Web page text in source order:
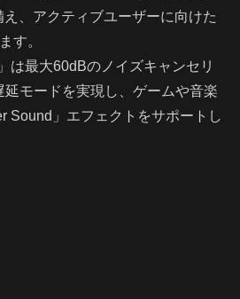
、アクティブユーザーに向けた
す。
は最大60dBのノイズキャンセリ
延モードを実現し、ゲームや音楽
Sound」エフェクトをサポートし